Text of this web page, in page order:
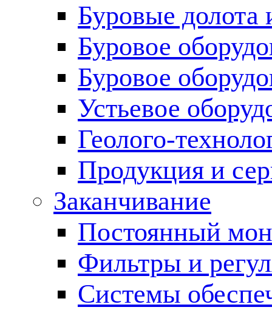
Буровые долота
Буровое
Буровое
Устьевое
Геолого-
Продукция и
Заканчивание
Постоянный
Фильтры и
Cистемы